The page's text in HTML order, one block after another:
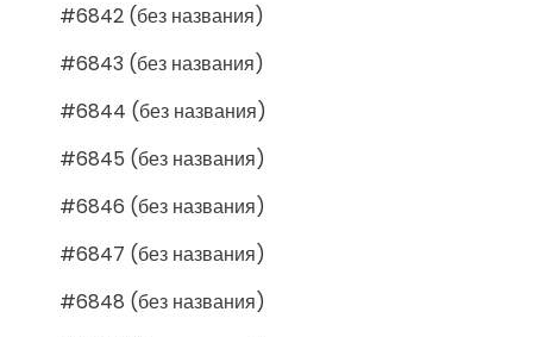
#6842 (без названия)
#6843 (без названия)
#6844 (без названия)
#6845 (без названия)
#6846 (без названия)
#6847 (без названия)
#6848 (без названия)